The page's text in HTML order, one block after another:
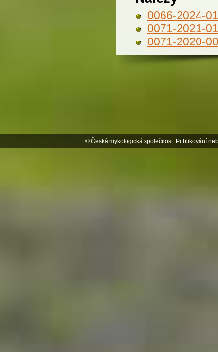
0066-2024-
0071-2021-
0071-2020-
© Česká mykologická společnost. Publikování